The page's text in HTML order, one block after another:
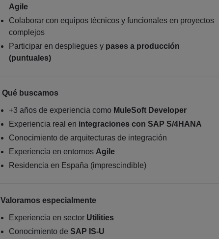
Agile
Colaborar con equipos técnicos y funcionales en proyectos
complejos
Participar en despliegues y pases a producción
(puntuales)
Qué buscamos
+3 años de experiencia como MuleSoft Developer
Experiencia real en integraciones con SAP S/4HANA
Conocimiento de arquitecturas de integración
Experiencia en entornos Agile
Residencia en España (imprescindible)
Valoramos especialmente
Experiencia en sector Utilities
Conocimiento de SAP IS-U